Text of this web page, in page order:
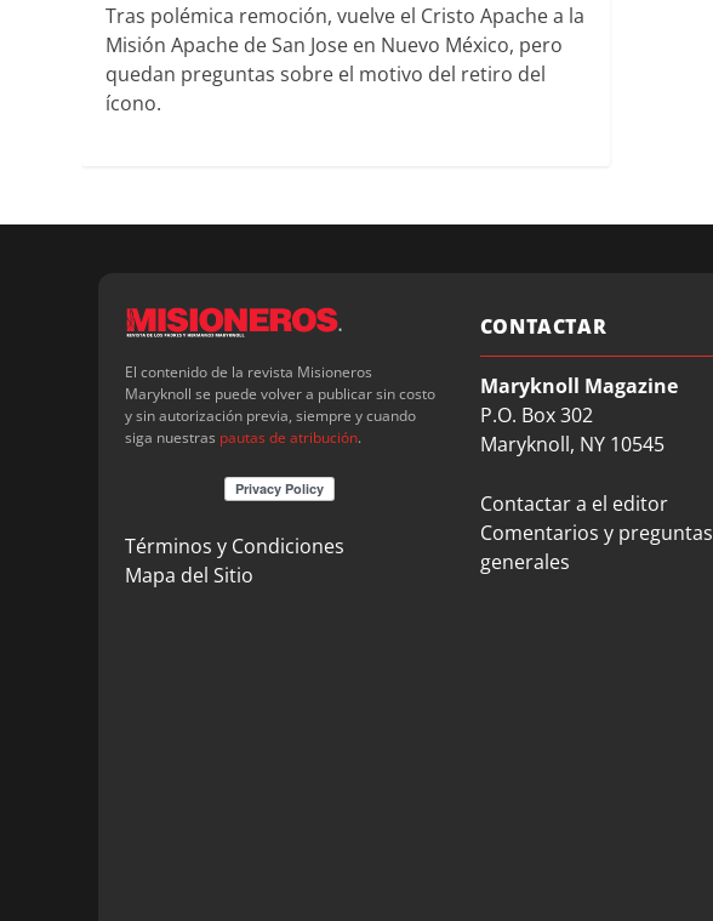
Tras polémica remoción, vuelve el Cristo Apache a la
Misión Apache de San Jose en Nuevo México, pero
quedan preguntas sobre el motivo del retiro del
ícono.
El contenido de la revista Misioneros
Maryknoll se puede volver a publicar sin costo
y sin autorización previa, siempre y cuando
siga nuestras pautas de atribución.
Términos y Condiciones
Mapa del Sitio
CONTACTAR
Maryknoll Magazine
P.O. Box 302
Maryknoll, NY 10545
Contactar a el editor
Comentarios y preguntas
generales